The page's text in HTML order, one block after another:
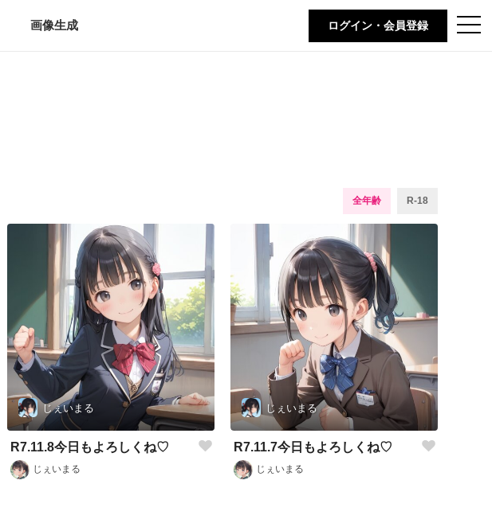
t
o
画像生成 ログイン・会員登録
全年齢 R-18
じぇいまる
R7.11.8今日もよろしくね♡
じぇいまる
じぇいまる
R7.11.7今日もよろしくね♡
じぇいまる